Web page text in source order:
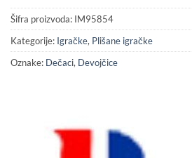
Šifra proizvoda: IM95854
Kategorije: Igračke, Plišane igračke
Oznake: Dečaci, Devojčice